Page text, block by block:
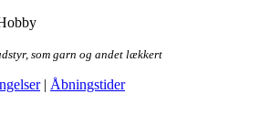
som garn og andet lækkert
| Åbningstider